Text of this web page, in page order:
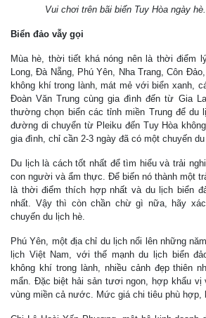
Vui chơi trên bãi biển Tuy Hòa ngày
Biển đảo vẫy gọi
Mùa hè, thời tiết khá nóng nên là thời điểm
Long, Đà Nẵng, Phú Yên, Nha Trang, Côn
không khí trong lành, mát mẻ với biển xanh,
Đoàn Văn Trung cùng gia đình đến từ Gia
thường chọn biển các tỉnh miền Trung để du
đường di chuyển từ Pleiku đến Tuy Hòa
gia đình, chỉ cần 2-3 ngày đã có một chuyến du
Du lịch là cách tốt nhất để tìm hiểu và trải
con người và ẩm thực. Để biến nó thành một
là thời điểm thích hợp nhất và du lịch biển
nhất. Vậy thì còn chần chừ gì nữa, hãy
chuyến du lịch hè.
Phú Yên, một địa chỉ du lịch nổi lên những
lịch Việt Nam, với thế mạnh du lịch biển
không khí trong lành, nhiều cảnh đẹp thiên
mẩn. Đặc biệt hải sản tươi ngon, hợp khẩu vị
vùng miền cả nước. Mức giá chi tiêu phù hợp,